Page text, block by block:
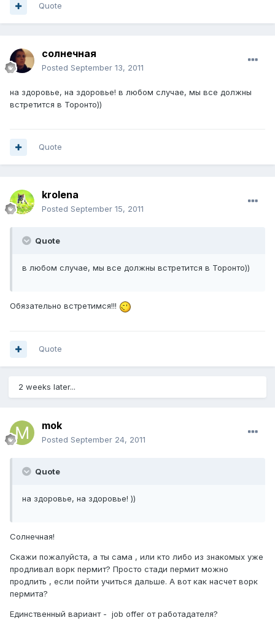
Quote
солнечная
Posted September 13, 2011
на здоровье, на здоровье! в любом случае, мы все должны
встретится в Торонто))
Quote
krolena
Posted September 15, 2011
Quote
в любом случае, мы все должны встретится в Торонто))
Обязательно встретимся!!!
Quote
2 weeks later...
mok
Posted September 24, 2011
Quote
на здоровье, на здоровье! ))
Солнечная!
Скажи пожалуйста, а ты сама , или кто либо из знакомых уже
продливал ворк пермит? Просто стади пермит можно
продлить , если пойти учиться дальше. А вот как насчет ворк
пермита?
Единственный вариант - job offer от работадателя?